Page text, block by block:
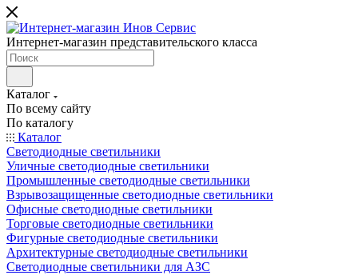
Интернет-магазин представительского класса
Каталог
По всему сайту
По каталогу
Каталог
Светодиодные светильники
Уличные светодиодные светильники
Промышленные светодиодные светильники
Взрывозащищенные светодиодные светильники
Офисные светодиодные светильники
Торговые светодиодные светильники
Фигурные светодиодные светильники
Архитектурные светодиодные светильники
Светодиодные светильники для АЗС